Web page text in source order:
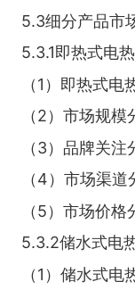
5.3细分产品市
5.3.1即热式电
（1）即热式
（2）市场规模
（3）品牌关注
（4）市场渠道
（5）市场价格
5.3.2储水式电
（1）储水式